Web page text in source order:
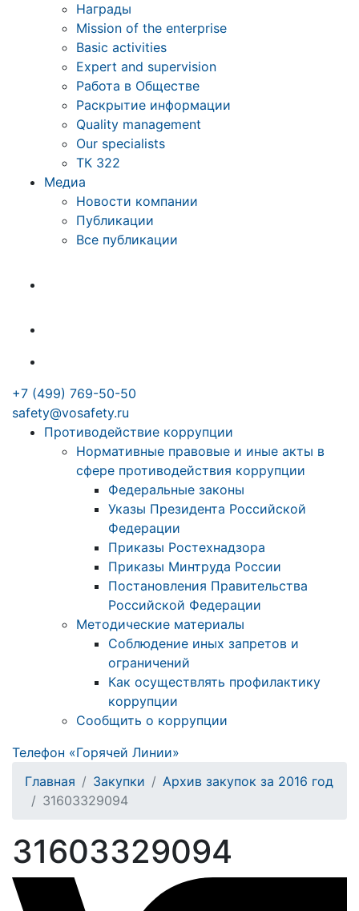
Награды
Mission of the enterprise
Basic activities
Expert and supervision
Работа в Обществе
Раскрытие информации
Quality management
Our specialists
ТК 322
Медиа
Новости компании
Публикации
Все публикации
+7 (499) 769-50-50
safety@vosafety.ru
Противодействие коррупции
Нормативные правовые и иные акты в
сфере противодействия коррупции
Федеральные законы
Указы Президента Российской
Федерации
Приказы Ростехнадзора
Приказы Минтруда России
Постановления Правительства
Российской Федерации
Методические материалы
Соблюдение иных запретов и
ограничений
Как осуществлять профилактику
коррупции
Сообщить о коррупции
Телефон «Горячей Линии»
Главная
Закупки
Архив закупок за 2016 год
31603329094
31603329094